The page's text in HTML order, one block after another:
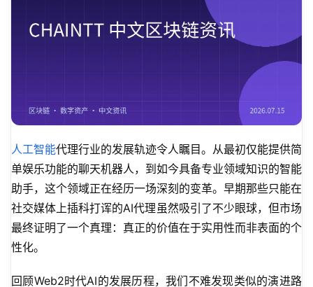
人工智能代理行业的发展轨迹令人瞩目。从最初仅能提供简
单娱乐功能的聊天机器人，到如今具备专业领域知识的智能
助手，这个领域正在经历一场深刻的变革。早期那些只能在
社交媒体上插科打诨的AI代理虽然吸引了不少眼球，但市场
最终证明了一个真理：真正的价值在于实用性而非表面的个
性化。
回顾Web2时代AI的发展历程，我们不难发现类似的演进路